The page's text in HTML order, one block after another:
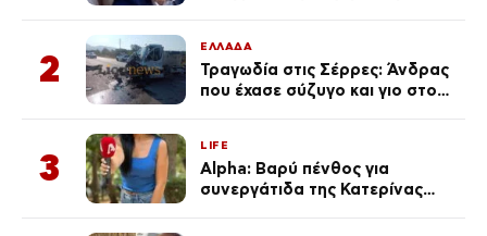
2
ΕΛΛΑΔΑ
Τραγωδία στις Σέρρες: Άνδρας
που έχασε σύζυγο και γιο στο
3
LIFE
Alpha: Βαρύ πένθος για
συνεργάτιδα της Κατερίνας